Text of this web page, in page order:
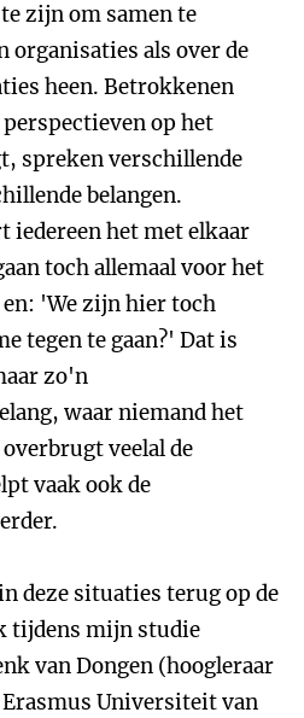
zijn om samen te
organisaties als over de
heen. Betrokkenen
op het
spreken verschillende
belangen.
iedereen het met elkaar
toch allemaal voor het
'We zijn hier toch
tegen te gaan?' Dat is
zo'n
waar niemand het
veelal de
vaak ook de
deze situaties terug op de
tijdens mijn studie
van Dongen (hoogleraar
Universiteit van